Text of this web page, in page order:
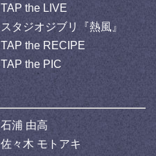
TAP the LIVE
スタジオジブリ『熱風』
TAP the RECIPE
TAP the PIC
石浦 由高
佐々木 モトアキ